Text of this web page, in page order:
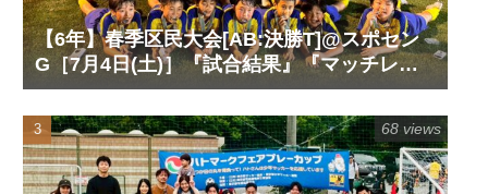
【6年】春季区民大会[AB:決勝T]@スポセン
G［7月4日(土)］『試合結果』『マッチレポ
ート』『試合動画』
68 views